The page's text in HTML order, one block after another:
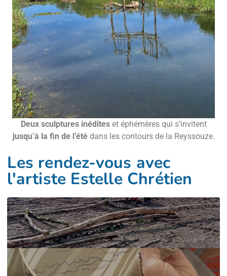
Deux sculptures inéditeset éphémères qui s’invitent
jusqu’à la fin de l’étédans les contours de la Reyssouze.
Les rendez-vous avec
l'artiste Estelle Chrétien